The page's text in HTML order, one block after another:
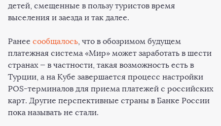
детей, смещенные в пользу туристов время
выселения и заезда и так далее.
Ранее сообщалось, что в обозримом будущем
платежная система «Мир» может заработать в шести
странах — в частности, такая возможность есть в
Турции, а на Кубе завершается процесс настройки
POS-терминалов для приема платежей с российских
карт. Другие перспективные страны в Банке России
пока называть не стали.